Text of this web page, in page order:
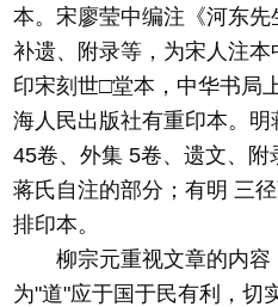
本。宋廖莹中编注《河东先
补遗、附录等，为宋人注
印宋刻世□堂本，中华书局
海人民出版社有重印本。明
45卷、外集 5卷、遗文、附
蒋氏自注的部分；有明 三
排印本。
柳宗元重视文章的内容
为"道"应于国于民有利，切